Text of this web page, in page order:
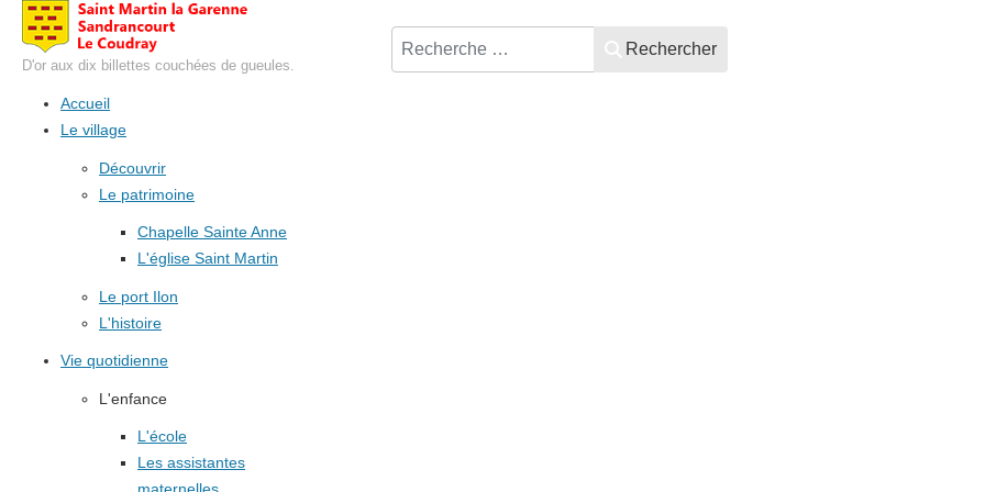
D'or aux dix billettes couchées de gueules.
Rechercher
Accueil
Le village
Découvrir
Le patrimoine
Chapelle Sainte Anne
L'église Saint Martin
Le port Ilon
L'histoire
Vie quotidienne
L'enfance
L'école
Les assistantes